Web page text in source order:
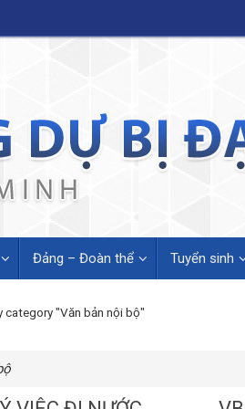
Đảng – Đoàn thể Tuyển sinh
category "Văn bản nội bộ"